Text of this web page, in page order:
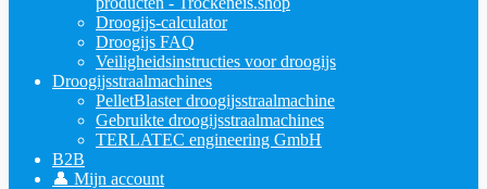
Droogijs-calculator
Droogijs FAQ
Veiligheidsinstructies voor droogijs
Droogijsstraalmachines
PelletBlaster droogijsstraalmachine
Gebruikte droogijsstraalmachines
TERLATEC engineering GmbH
B2B
👤 Mijn account